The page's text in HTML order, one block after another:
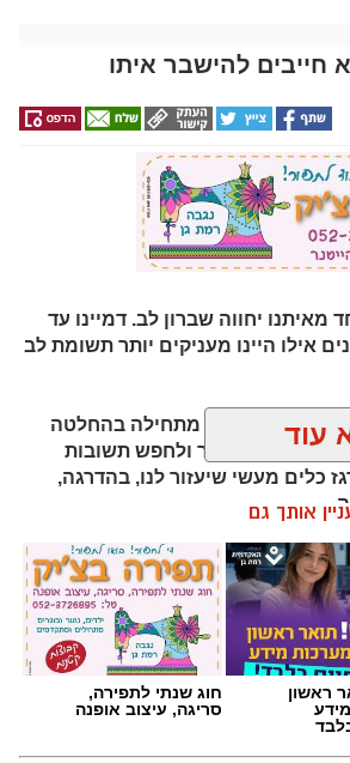
להישבר איתו
יחווה שברון לב. דמיינו עד
אילו היינו מעניקים יותר תשומת לב
משברון לב מתחילה בהחלטה
לייפות את העבר ולחפש תשובות
כלים מעשי שיעזור לנו, בהדרגה,
לא חייבים להישבר יחד איתו.
עוד
אותך גם
ראשון
חוג שנתי לתפירה,
סריגה, עיצוב אופנה